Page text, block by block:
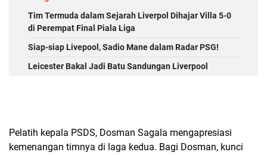
Tim Termuda dalam Sejarah Liverpol Dihajar Villa 5-0
di Perempat Final Piala Liga
Siap-siap Livepool, Sadio Mane dalam Radar PSG!
Leicester Bakal Jadi Batu Sandungan Liverpool
Pelatih kepala PSDS, Dosman Sagala mengapresiasi
kemenangan timnya di laga kedua. Bagi Dosman, kunci